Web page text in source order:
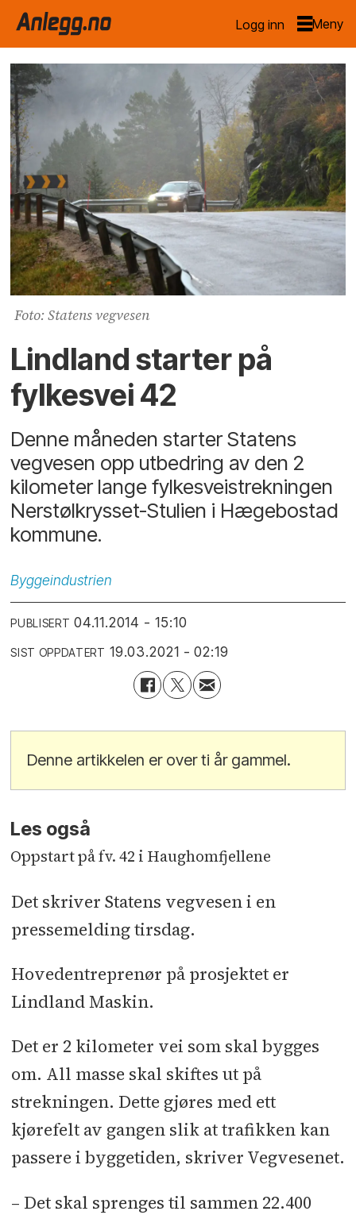
Logg inn
Foto: Statens vegvesen
Lindland starter på
fylkesvei 42
Denne måneden starter Statens
vegvesen opp utbedring av den 2
kilometer lange fylkesveistrekningen
Nerstølkrysset-Stulien i Hægebostad
kommune.
Byggeindustrien
PUBLISERT 04.11.2014 - 15:10
SIST OPPDATERT 19.03.2021 - 02:19
Denne artikkelen er over ti år gammel.
Les også
Oppstart på fv. 42 i Haughomfjellene
Det skriver Statens vegvesen i en
pressemelding tirsdag.
Hovedentreprenør på prosjektet er
Lindland Maskin.
Det er 2 kilometer vei som skal bygges
om. All masse skal skiftes ut på
strekningen. Dette gjøres med ett
kjørefelt av gangen slik at trafikken kan
passere i byggetiden, skriver Vegvesenet.
– Det skal sprenges til sammen 22.400